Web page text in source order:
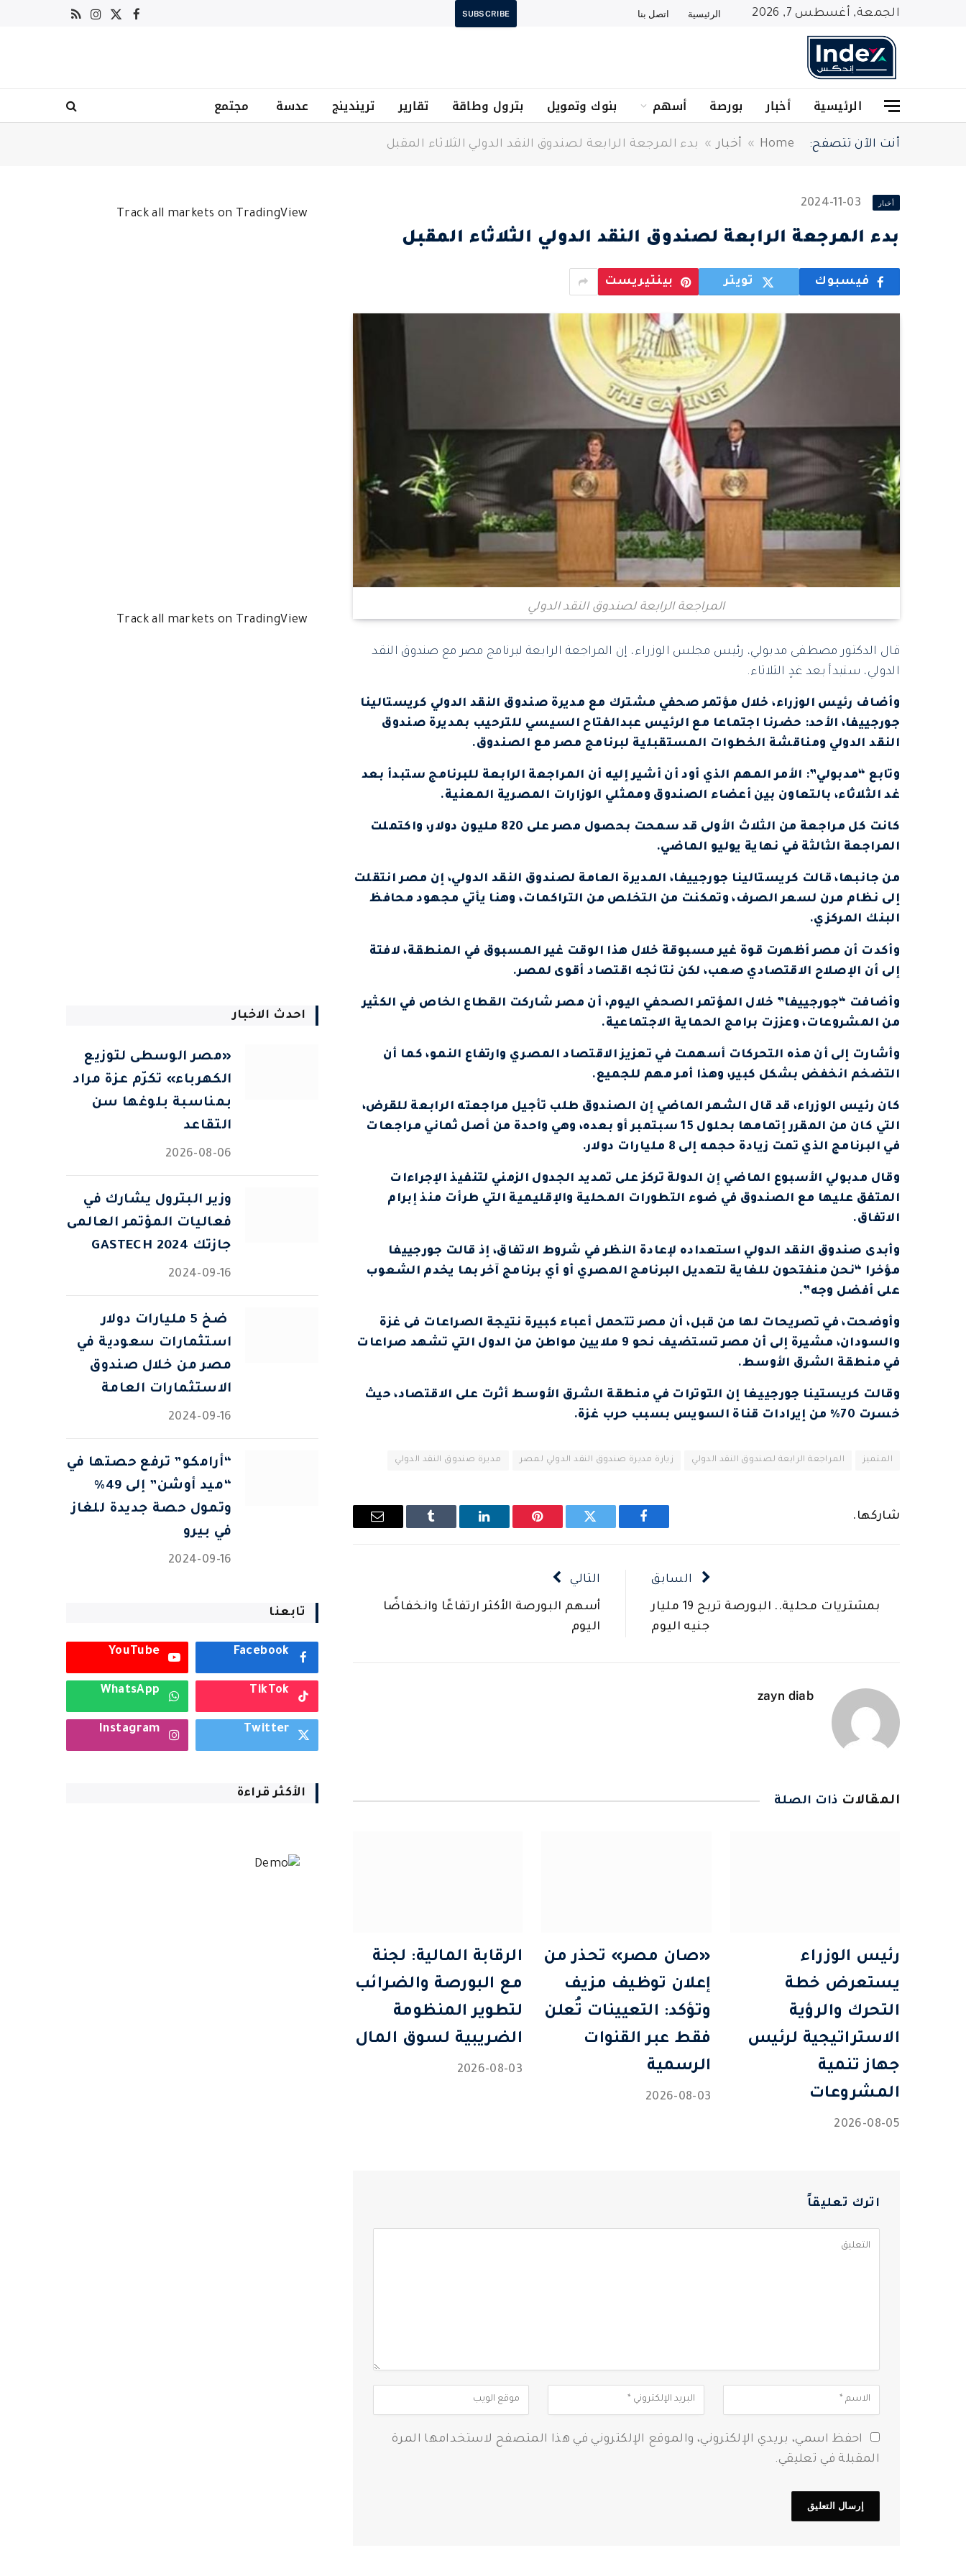
الجمعة, أغسطس 7, 2026 الرئيسية اتصل بنا SUBSCRIBE
فيسبوك
X
الانستغرام
RSS
الرئيسية أخبار بورصة أسهم بنوك وتمويل بترول وطاقة تقارير تريندينج عدسة مجتمع
أنت الآن تتصفح: Home
» أخبار » بدء المرجعة الرابعة لصندوق النقد الدولي الثلاثاء المقبل
أخبار 2024-11-03
بدء المرجعة الرابعة لصندوق النقد الدولي الثلاثاء المقبل
فيسبوك تويتر بينتيريست
المراجعة الرابعة لصندوق النقد الدولي
قال الدكتور مصطفى مدبولي، رئيس مجلس الوزراء، إن المراجعة الرابعة لبرنامج مصر مع صندوق النقد
الدولي، ستبدأ بعد غدٍ الثلاثاء.
وأضاف رئيس الوزراء، خلال مؤتمر صحفي مشترك مع مديرة صندوق النقد الدولي كريستالينا
جورجييفا، الأحد: حضرنا اجتماعا مع الرئيس عبدالفتاح السيسي للترحيب بمديرة صندوق
النقد الدولي ومناقشة الخطوات المستقبلية لبرنامج مصر مع الصندوق.
وتابع “مدبولي”: الأمر المهم الذي أود أن أشير إليه أن المراجعة الرابعة للبرنامج ستبدأ بعد
غد الثلاثاء، بالتعاون بين أعضاء الصندوق وممثلي الوزارات المصرية المعنية.
كانت كل مراجعة من الثلاث الأولى قد سمحت بحصول مصر على 820 مليون دولار، واكتملت
المراجعة الثالثة في نهاية يوليو الماضي.
من جانبها، قالت كريستالينا جورجييفا، المديرة العامة لصندوق النقد الدولي، إن مصر انتقلت
إلى نظام مرن لسعر الصرف، وتمكنت من التخلص من التراكمات، وهنا يأتي مجهود محافظ
البنك المركزي.
وأكدت أن مصر أظهرت قوة غير مسبوقة خلال هذا الوقت غير المسبوق في المنطقة، لافتة
إلى أن الإصلاح الاقتصادي صعب، لكن نتائجه اقتصاد أقوى لمصر.
وأضافت “جورجييفا” خلال المؤتمر الصحفي اليوم، أن مصر شاركت القطاع الخاص في الكثير
من المشروعات، وعززت برامج الحماية الاجتماعية.
وأشارت إلى أن هذه التحركات أسهمت في تعزيز الاقتصاد المصري وارتفاع النمو، كما أن
التضخم انخفض بشكل كبير، وهذا أمر مهم للجميع.
كان رئيس الوزراء، قد قال الشهر الماضي إن الصندوق طلب تأجيل مراجعته الرابعة للقرض،
التي كان من المقرر إتمامها بحلول 15 سبتمبر أو بعده، وهي واحدة من أصل ثماني مراجعات
في البرنامج الذي تمت زيادة حجمه إلى 8 مليارات دولار.
وقال مدبولي الأسبوع الماضي إن الدولة تركز على تمديد الجدول الزمني لتنفيذ الإجراءات
المتفق عليها مع الصندوق في ضوء التطورات المحلية والإقليمية التي طرأت منذ إبرام
الاتفاق.
وأبدى صندوق النقد الدولي استعداده لإعادة النظر في شروط الاتفاق، إذ قالت جورجييفا
مؤخرا “نحن منفتحون للغاية لتعديل البرنامج المصري أو أي برنامج آخر بما يخدم الشعوب
على أفضل وجه”.
وأوضحت، في تصريحات لها من قبل، أن مصر تتحمل أعباء كبيرة نتيجة الصراعات فى غزة
والسودان، مشيرة إلى أن مصر تستضيف نحو 9 ملايين مواطن من الدول التي تشهد صراعات
في منطقة الشرق الأوسط.
وقالت كريستينا جورجييغا إن التوترات في منطقة الشرق الأوسط أثرت على الاقتصاد، حيث
خسرت 70% من إيرادات قناة السويس بسبب حرب غزة.
المتميز المراجعة الرابعة لصندوق النقد الدولي زيارة مديرة صندوق النقد الدولي لمصر مديرة صندوق النقد الدولي
شاركها.
فيسبوك تويتر بينتيريستلينكدإن Tumblr
البريد
السابق
بمشتريات محلية.. البورصة تربح 19 مليار
جنيه اليوم
التالي
أسهم البورصة الأكثر ارتفاعًا وانخفاضًا
اليوم
zayn diab
المقالات ذات الصلة
رئيس الوزراء
يستعرض خطة
التحرك والرؤية
الاستراتيجية لرئيس
جهاز تنمية
المشروعات
2026-08-05
«صان مصر» تحذر من
إعلان توظيف مزيف
وتؤكد: التعيينات تُعلن
فقط عبر القنوات
الرسمية
2026-08-03
الرقابة المالية: لجنة
مع البورصة والضرائب
لتطوير المنظومة
الضريبية لسوق المال
2026-08-03
اترك تعليقاً
احفظ اسمي، بريدي الإلكتروني، والموقع الإلكتروني في هذا المتصفح لاستخدامها المرة
المقبلة في تعليقي.
Track all markets on TradingView
Track all markets on TradingView
احدث الاخبار
«مصر الوسطى لتوزيع
الكهرباء» تكرّم عزة مراد
بمناسبة بلوغها سن
التقاعد
2026-08-06
وزير البترول يشارك في
فعاليات المؤتمر العالمى
جازتك 2024 GASTECH
2024-09-16
⁠ ضخ 5 مليارات دولار
استثمارات سعودية في
مصر من خلال صندوق
الاستثمارات العامة
2024-09-16
“أرامكو” ترفع حصتها في
“ميد أوشن” إلى 49%
وتمول حصة جديدة للغاز
في بيرو
2024-09-16
تابعنا
Facebook
YouTube
TikTok
WhatsApp
Twitter
Instagram
الأكثر قراءة